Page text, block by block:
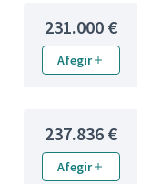
231.000 €
Afegir
237.836 €
Afegir